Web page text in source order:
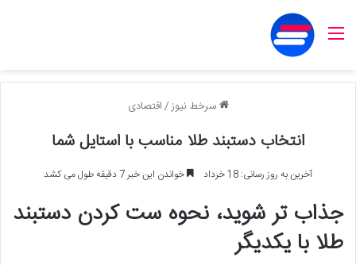
منو
سرخط نیوز/اقتصادی
انتخاب دستبند طلا مناسب با استایل شما
آخرین به روز رسانی: 18 خرداد خواندن این خبر 7 دقیقه طول می کشد
جذاب تر شوید، نحوه ست کردن دستبند
طلا با یکدیگر